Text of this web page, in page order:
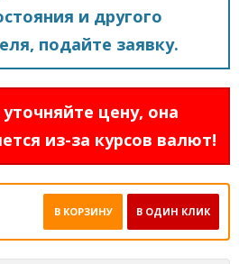
и другого
подайте заявку.
цену, она
из-за курсов валют!
В ОДИН КЛИК
В КОРЗИНУ